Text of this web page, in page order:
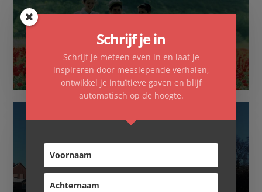
Familieopstellingen
Overnachten
Schrijf je in
Schrijf je meteen even in en laat je
inspireren door meeslepende verhalen,
ontwikkel je intuïtieve gaven en blijf
automatisch op de hoogte.